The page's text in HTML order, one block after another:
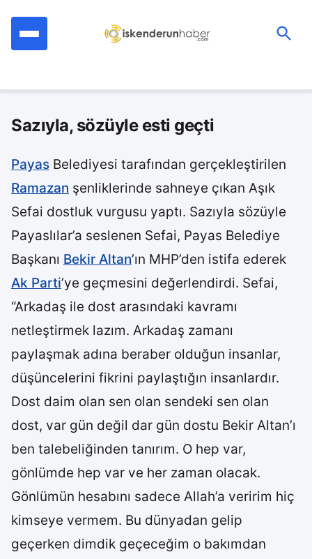
Sazıyla, sözüyle esti geçti
Payas Belediyesi tarafından gerçekleştirilen
Ramazan şenliklerinde sahneye çıkan Aşık
Sefai dostluk vurgusu yaptı. Sazıyla sözüyle
Payaslılar’a seslenen Sefai, Payas Belediye
Başkanı Bekir Altan’ın MHP’den istifa ederek
Ak Parti’ye geçmesini değerlendirdi. Sefai,
“Arkadaş ile dost arasındaki kavramı
netleştirmek lazım. Arkadaş zamanı
paylaşmak adına beraber olduğun insanlar,
düşüncelerini fikrini paylaştığın insanlardır.
Dost daim olan sen olan sendeki sen olan
dost, var gün değil dar gün dostu Bekir Altan’ı
ben talebeliğinden tanırım. O hep var,
gönlümde hep var ve her zaman olacak.
Gönlümün hesabını sadece Allah’a veririm hiç
kimseye vermem. Bu dünyadan gelip
geçerken dimdik geçeceğim o bakımdan